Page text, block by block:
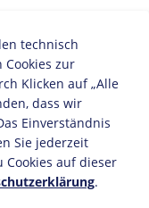
nach zwei
genommen hat,
Theatern in
technisch
zur
Klicken auf „Alle
dass wir
Einverständnis
Sie jederzeit
auf dieser
.